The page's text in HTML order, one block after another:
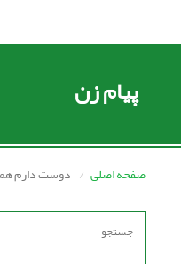
پیام زن
صفحه اصلی دوست دارم